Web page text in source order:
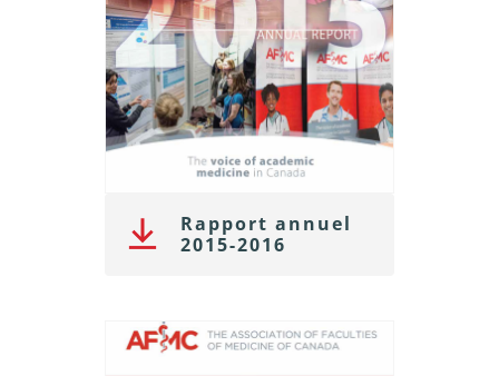
Rapport annuel
2015-2016